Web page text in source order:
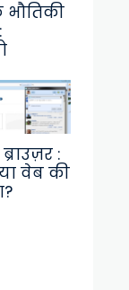
भौतिकी
:
वेब की